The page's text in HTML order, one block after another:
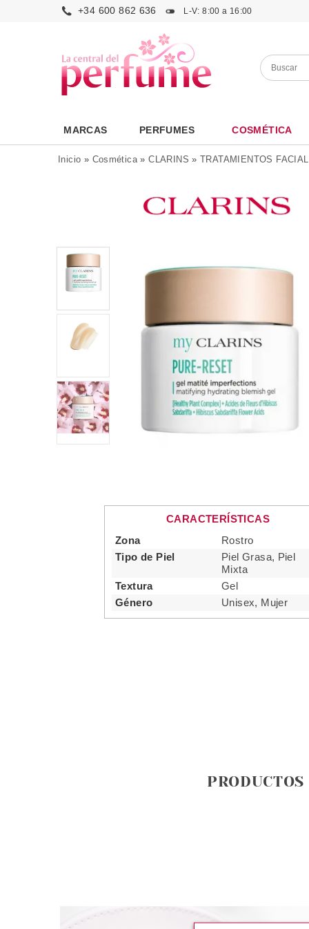
+34 600 862 636 L-V: 8:00 a 16:00
MARCAS PERFUMES COSMÉTICA
Inicio » Cosmética»CLARINS »TRATAMIENTOS
CARACTERÍSTICAS
Zona
Rostro
Tipo de Piel
Piel Grasa, Piel
Mixta
Textura
Gel
Género
Unisex, Mujer